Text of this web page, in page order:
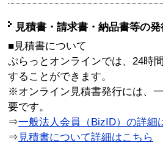
見積書・請求書・納品書等の
■見積書について
ぷらっとオンラインでは、24時
することができます。
※オンライン見積書発行には、
要です。
⇒一般法人会員（BizID）の詳細
⇒ 見積書について詳細はこちら